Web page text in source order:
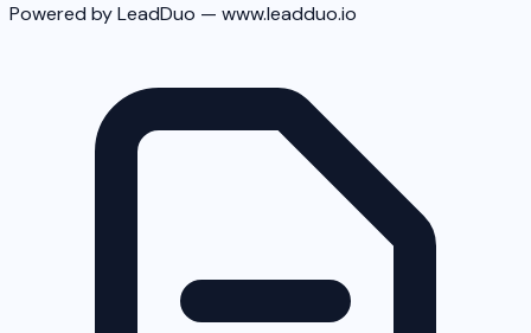
Powered by LeadDuo — www.leadduo.io